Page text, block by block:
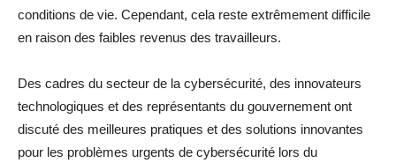
conditions de vie. Cependant, cela reste extrêmement difficile
en raison des faibles revenus des travailleurs.
Des cadres du secteur de la cybersécurité, des innovateurs
technologiques et des représentants du gouvernement ont
discuté des meilleures pratiques et des solutions innovantes
pour les problèmes urgents de cybersécurité lors du